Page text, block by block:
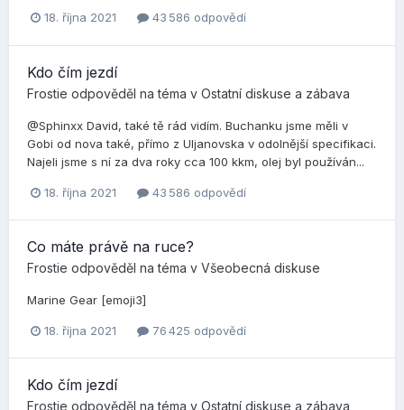
18. října 2021 43 586 odpovědí
Kdo čím jezdí
Frostie odpověděl na téma v Ostatní diskuse a zábava
@Sphinxx David, také tě rád vidím. Buchanku jsme měli v
Gobi od nova také, přímo z Uljanovska v odolnější specifikaci.
Najeli jsme s ní za dva roky cca 100 kkm, olej byl používán...
18. října 2021 43 586 odpovědí
Co máte právě na ruce?
Frostie odpověděl na téma v Všeobecná diskuse
Marine Gear [emoji3]
18. října 2021 76 425 odpovědí
Kdo čím jezdí
Frostie odpověděl na téma v Ostatní diskuse a zábava